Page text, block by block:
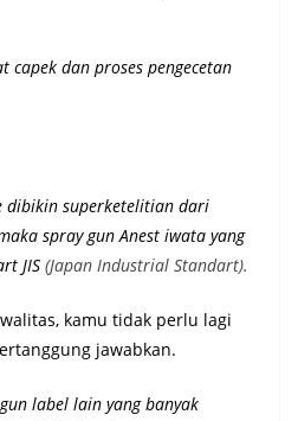
capek dan proses pengecetan
dibikin superketelitian dari
spray gun Anest iwata yang
JIS (Japan Industrial Standart).
kamu tidak perlu lagi
jawabkan.
label lain yang banyak